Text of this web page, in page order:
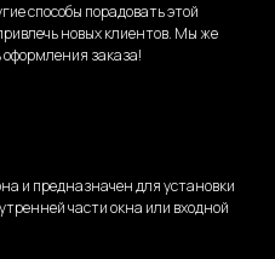
способы порадовать этой
новых клиентов. Мы же
заказа!
и предназначен для установки
части окна или входной